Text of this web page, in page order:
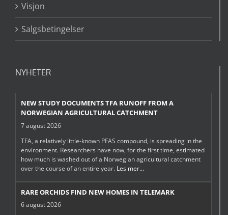
Visjon
Salgsbetingelser
NYHETER
NEW STUDY DOCUMENTS TFA RUNOFF FROM A
NORWEGIAN AGRICULTURAL CATCHMENT
7 august 2026
TFA, a relatively little-known PFAS compound, is spreading in the
environment. Researchers have now, for the first time, estimated
how much is washed out of a Norwegian agricultural catchment
over the course of an entire year. Les mer...
RARE ORCHIDS FIND NEW HOMES IN TELEMARK
6 august 2026